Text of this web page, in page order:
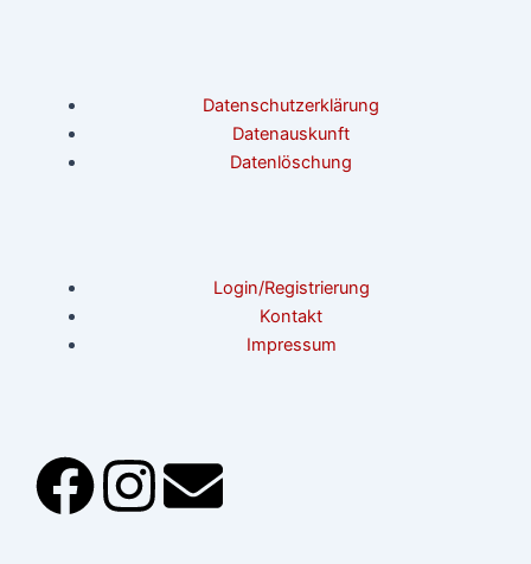
Datenschutzerklärung
Datenauskunft
Datenlöschung
Login/Registrierung
Kontakt
Impressum
F I
E